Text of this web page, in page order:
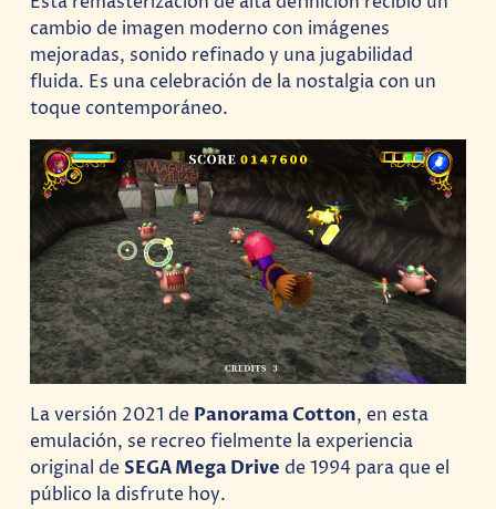
cambio de imagen moderno con imágenes
mejoradas, sonido refinado y una jugabilidad
fluida. Es una celebración de la nostalgia con un
toque contemporáneo.
La versión 2021 de Panorama Cotton, en esta
emulación, se recreo fielmente la experiencia
original deSEGA Mega Drive de 1994 para que el
público la disfrute hoy.